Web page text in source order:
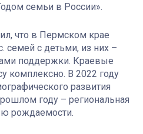
семьи в России».
что в Пермском крае
семей с детьми, из них –
поддержки. Краевые
комплексно. В 2022 году
развития
году – региональная
рождаемости.